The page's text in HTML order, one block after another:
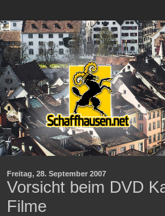
Freitag, 28. September 2007
Vorsicht beim DVD
Filme